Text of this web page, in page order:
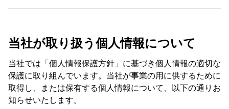
当社が取り扱う個人情報について
当社では「個人情報保護方針」に基づき個人情報の適切な
保護に取り組んでいます。当社が事業の用に供するために
取得し、または保有する個人情報について、以下の通りお
知らせいたします。